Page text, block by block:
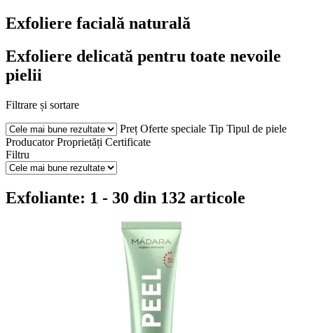
Exfoliere facială naturală
Exfoliere delicată pentru toate nevoile
pielii
Filtrare și sortare
Preț Oferte speciale Tip Tipul de piele
Producator Proprietăți Certificate
Filtru
Exfoliante: 1 - 30 din 132 articole